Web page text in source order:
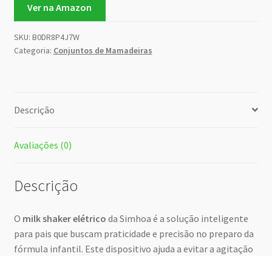
Ver na Amazon
SKU: B0DR8P4J7W
Categoria: Conjuntos de Mamadeiras
Descrição
Avaliações (0)
Descrição
O milk shaker elétrico da Simhoa é a solução inteligente
para pais que buscam praticidade e precisão no preparo da
fórmula infantil. Este dispositivo ajuda a evitar a agitação